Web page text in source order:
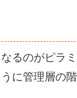
るのがピラ
に管理層の